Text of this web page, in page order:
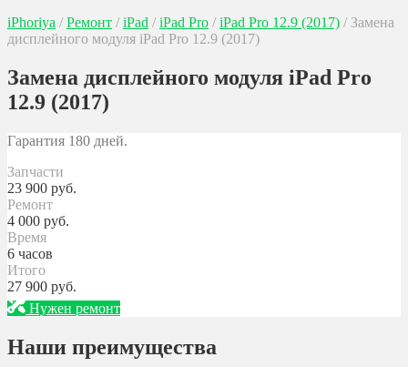
iPhoriya / Ремонт / iPad / iPad Pro / iPad Pro 12.9 (2017) / Замена
дисплейного модуля iPad Pro 12.9 (2017)
Замена дисплейного модуля iPad Pro
12.9 (2017)
Гарантия 180 дней.
Запчасти
23 900 руб.
Ремонт
4 000 руб.
Время
6 часов
Итого
27 900 руб.
Нужен ремонт
Наши преимущества